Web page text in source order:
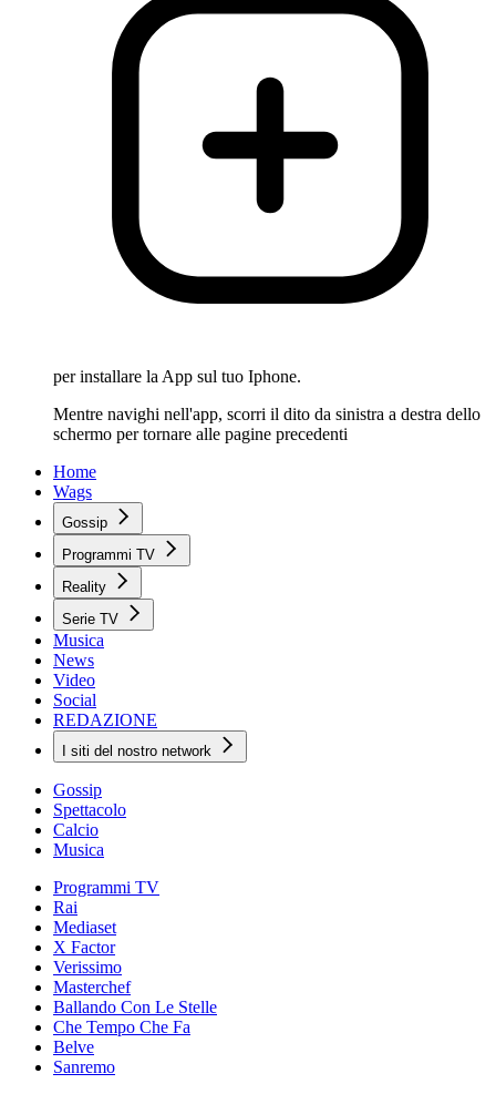
per installare la App sul tuo Iphone.
Mentre navighi nell'app, scorri il dito da sinistra a destra dello
schermo per tornare alle pagine precedenti
Home
Wags
Gossip
Programmi TV
Reality
Serie TV
Musica
News
Video
Social
REDAZIONE
I siti del nostro network
Gossip
Spettacolo
Calcio
Musica
Programmi TV
Rai
Mediaset
X Factor
Verissimo
Masterchef
Ballando Con Le Stelle
Che Tempo Che Fa
Belve
Sanremo